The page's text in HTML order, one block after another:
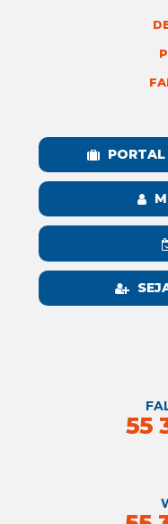
55